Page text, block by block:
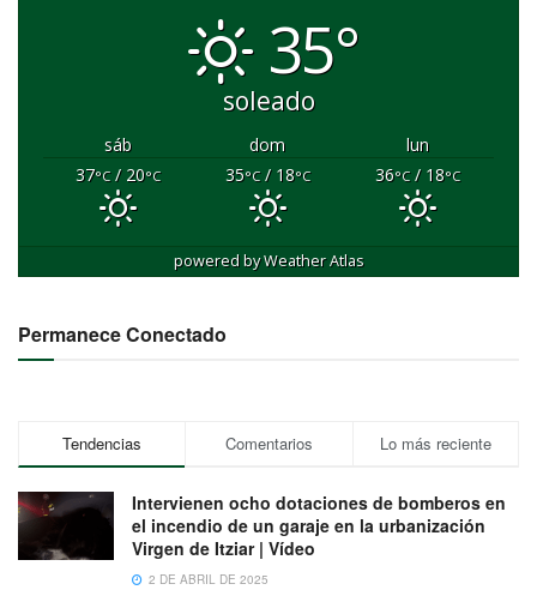
35°
soleado
sáb dom
lun
37°C/ 20°C 35°C/ 18°C 36°C/ 18°C
powered byWeather Atlas
Permanece Conectado
Tendencias Comentarios Lo más reciente
Intervienen ocho dotaciones de bomberos en
el incendio de un garaje en la urbanización
Virgen de Itziar | Vídeo
2 DE ABRIL DE 2025